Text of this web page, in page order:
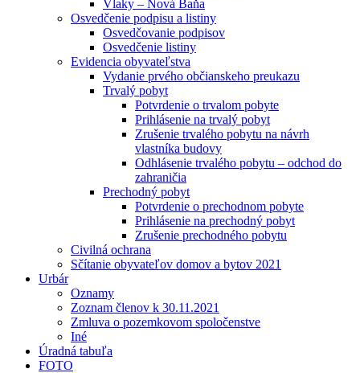
Vlaky – Nová Baňa
Osvedčenie podpisu a listiny
Osvedčovanie podpisov
Osvedčenie listiny
Evidencia obyvateľstva
Vydanie prvého občianskeho preukazu
Trvalý pobyt
Potvrdenie o trvalom pobyte
Prihlásenie na trvalý pobyt
Zrušenie trvalého pobytu na návrh
vlastníka budovy
Odhlásenie trvalého pobytu – odchod do
zahraničia
Prechodný pobyt
Potvrdenie o prechodnom pobyte
Prihlásenie na prechodný pobyt
Zrušenie prechodného pobytu
Civilná ochrana
Sčítanie obyvateľov domov a bytov 2021
Urbár
Oznamy
Zoznam členov k 30.11.2021
Zmluva o pozemkovom spoločenstve
Iné
Úradná tabuľa
FOTO